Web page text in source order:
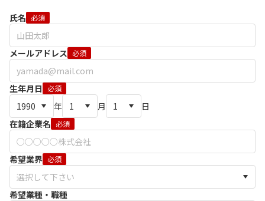
氏名 必須
メールアドレス 必須
生年月日 必須
年 月
日
在籍企業名 必須
希望業界 必須
希望業種・職種